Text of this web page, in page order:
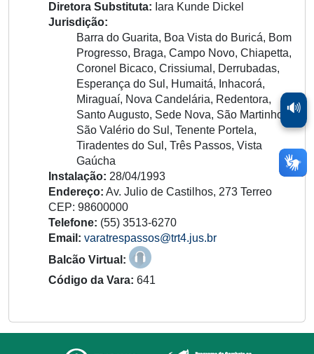
Diretora Substituta: Iara Kunde Dickel
Jurisdição:
Barra do Guarita, Boa Vista do Buricá, Bom
Progresso, Braga, Campo Novo, Chiapetta,
Coronel Bicaco, Crissiumal, Derrubadas,
Esperança do Sul, Humaitá, Inhacorá,
Miraguaí, Nova Candelária, Redentora,
Santo Augusto, Sede Nova, São Martinho,
São Valério do Sul, Tenente Portela,
Tiradentes do Sul, Três Passos, Vista
Gaúcha
Instalação: 28/04/1993
Endereço: Av. Julio de Castilhos, 273 Terreo
CEP: 98600000
Telefone: (55) 3513-6270
Email: varatrespassos@trt4.jus.br
Balcão Virtual:
Código da Vara: 641
🔊